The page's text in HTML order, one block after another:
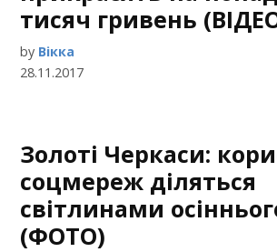
тисяч гривень
by Вікка
28.11.2017
Золоті Черкаси:
соцмереж діляться
світлинами
(ФОТО)